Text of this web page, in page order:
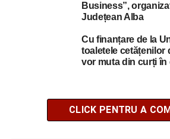
Business”,
Județean Alba
Cu finanțare de la
toaletele cetățenilor
vor muta din curți în
CLICK PENTRU A